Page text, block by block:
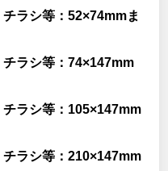
ラシ等：52×74mmま
ラシ等：74×147mm
ラシ等：105×147mm
ラシ等：210×147mm